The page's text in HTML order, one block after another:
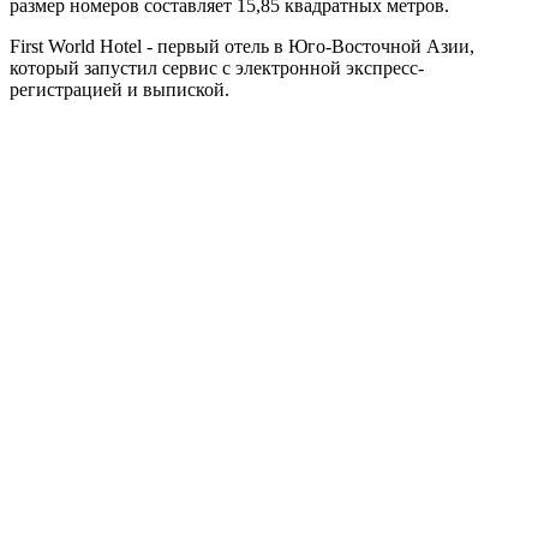
размер номеров составляет 15,85 квадратных метров.
First World Hotel - первый отель в Юго-Восточной Азии,
который запустил сервис с электронной экспресс-
регистрацией и выпиской.